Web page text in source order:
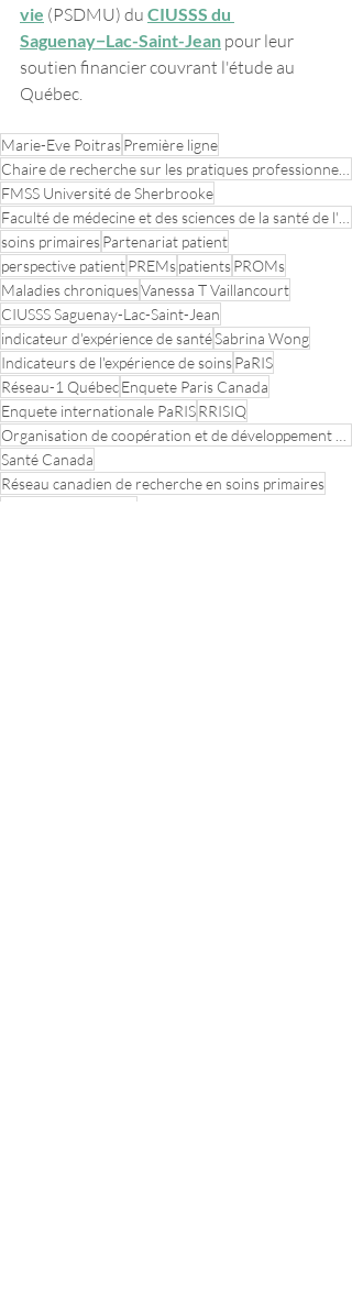
vie (PSDMU) du CIUSSS du
Saguenay−Lac-Saint-Jean pour leur
soutien financier couvrant l'étude au
Québec.
Marie-Eve PoitrasPremière ligne
FMSS Université de Sherbrooke
soins primairesPartenariat patient
perspective patientPREMspatientsPROMs
Maladies chroniquesVanessa T Vaillancourt
CIUSSS Saguenay-Lac-Saint-Jean
indicateur d'expérience de santéSabrina Wong
Indicateurs de l'expérience de soinsPaRIS
Réseau-1 QuébecEnquete Paris Canada
Enquete internationale PaRISRRISIQ
Santé Canada
Réseau canadien de recherche en soins primaires